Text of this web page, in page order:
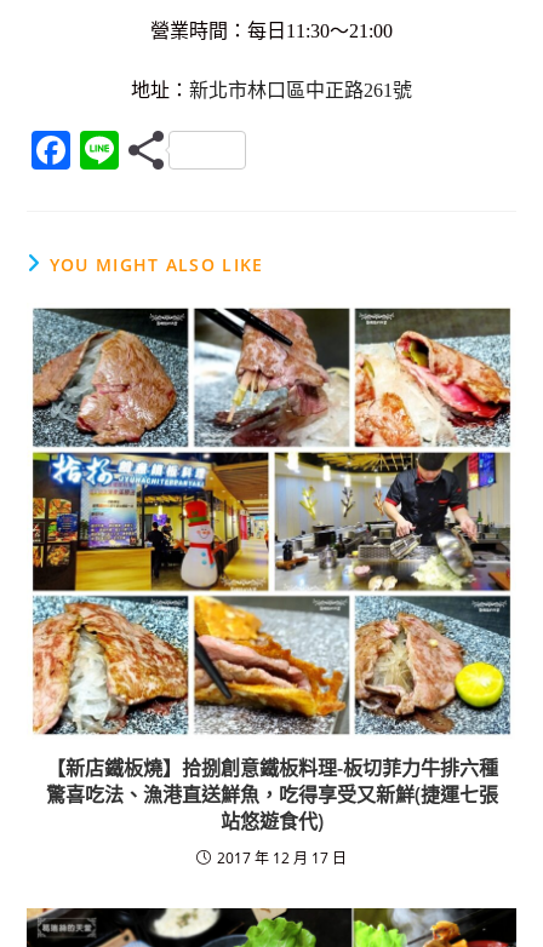
營業時間：每日11:30～21:00
地址： 新北市林口區中正路261號
F
e
b
o
o
k
Li
YOU MIGHT ALSO LIKE
【新店鐵板燒】拾捌創意鐵板料理-板切菲力牛排六種
驚喜吃法、漁港直送鮮魚，吃得享受又新鮮(捷運七張
站悠遊食代)
2017 年 12 月 17 日